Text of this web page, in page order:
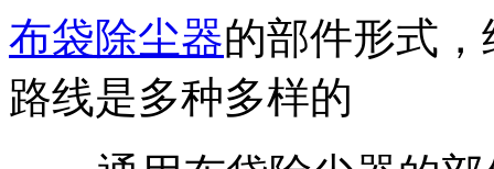
布袋除尘器的部件形式
路线是多种多样的